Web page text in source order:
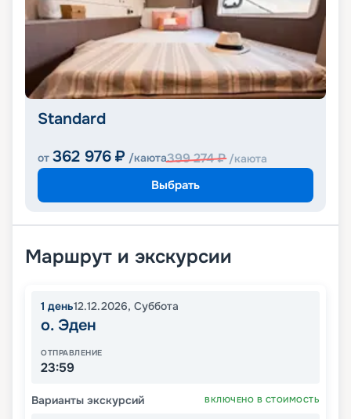
Standard
от 362 976 ₽ /каюта399 274₽ /каюта
Выбрать
Маршрут и экскурсии
1 день12.12.2026, Суббота
о. Эден
ОТПРАВЛЕНИЕ
23:59
Варианты экскурсий ВКЛЮЧЕНО В СТОИМОСТЬ